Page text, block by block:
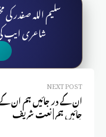
سلیم اللہ صفدر
شاعری ایپ
NEXT POST
ان کے در جائیں ہم ان
جائیں ہم | نعت شریف